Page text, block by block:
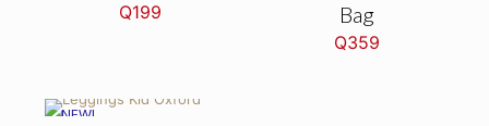
Q199
Bag
Q359
NEW!